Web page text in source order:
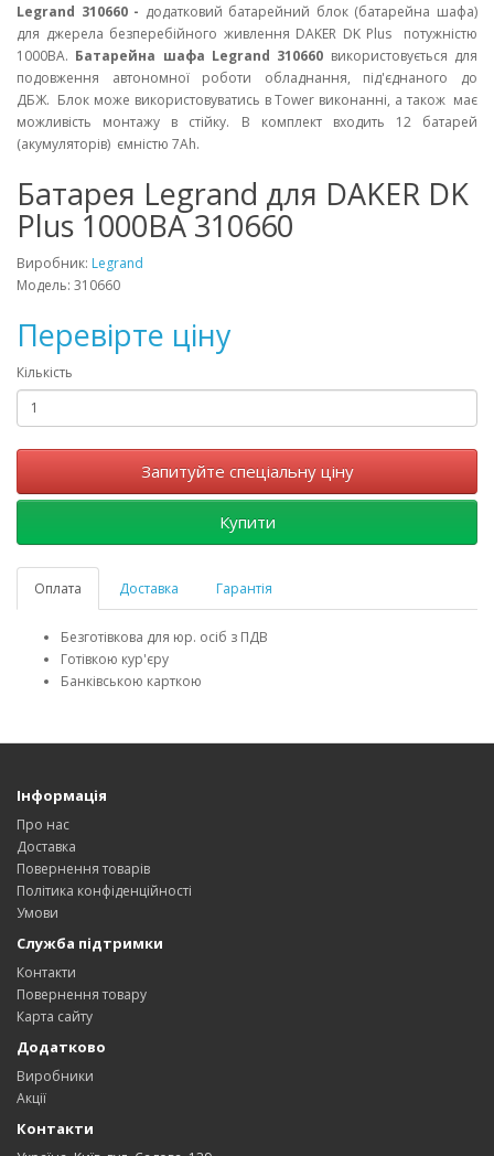
Legrand 310660 - додатковий батарейний блок (батарейна шафа)
для джерела безперебійного живлення DAKER DK Plus потужністю
1000ВА. Батарейна шафа Legrand 310660 використовується для
подовження автономної роботи обладнання, під'єднаного до
ДБЖ. Блок може використовуватись в Tower виконанні, а також має
можливість монтажу в стійку. В комплект входить 12 батарей
(акумуляторів) ємністю 7Аh.
Батарея Legrand для DAKER DK
Plus 1000ВА 310660
Виробник: Legrand
Модель: 310660
Перевірте ціну
Кількість
Запитуйте спеціальну ціну
Купити
Оплата Доставка Гарантія
Безготівкова для юр. осіб з ПДВ
Готівкою кур'єру
Банківською карткою
Інформація
Про нас
Доставка
Повернення товарів
Політика конфіденційності
Умови
Служба підтримки
Контакти
Повернення товару
Карта сайту
Додатково
Виробники
Акції
Контакти